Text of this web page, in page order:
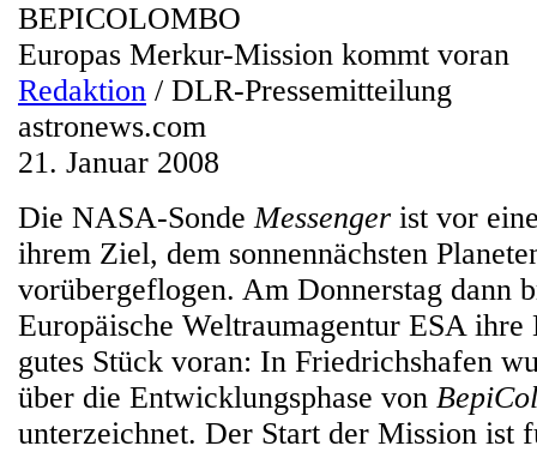
BEPICOLOMBO
Europas Merkur-Mission kommt voran
Redaktion / DLR-Pressemitteilung
astronews.com
21. Januar 2008
Die NASA-SondeMessenger ist vor
ihrem Ziel, dem sonnennächsten
vorübergeflogen. Am Donnerstag dann
Europäische Weltraumagentur ESA
gutes Stück voran: In Friedrichshafen
über die Entwicklungsphase von
unterzeichnet. Der Start der Mission ist